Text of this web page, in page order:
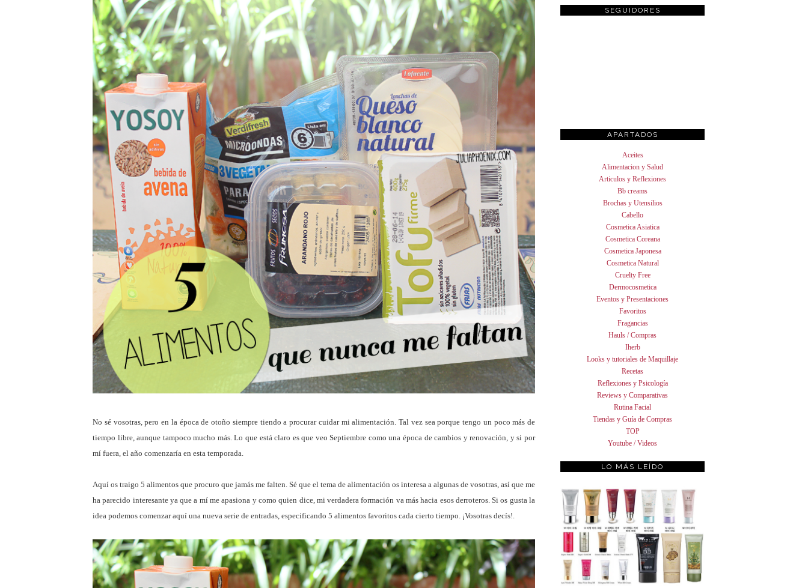
No sé vosotras, pero en la época de otoño siempre tiendo a procurar cuidar mi alimentación. Tal vez sea porque tengo un poco más de
tiempo libre, aunque tampoco mucho más. Lo que está claro es que veo Septiembre como una época de cambios y renovación, y si por
mí fuera, el año comenzaría en esta temporada.
Aquí os traigo 5 alimentos que procuro que jamás me falten. Sé que el tema de alimentación os interesa a algunas de vosotras, así que me
ha parecido interesante ya que a mí me apasiona y como quien dice, mi verdadera formación va más hacia esos derroteros. Si os gusta la
idea podemos comenzar aquí una nueva serie de entradas, especificando 5 alimentos favoritos cada cierto tiempo. ¡Vosotras decís!.
SEGUIDORES
APARTADOS
Aceites
Alimentacion y Salud
Articulos y Reflexiones
Bb creams
Brochas y Utensilios
Cabello
Cosmetica Asiatica
Cosmetica Coreana
Cosmetica Japonesa
Cosmetica Natural
Cruelty Free
Dermocosmetica
Eventos y Presentaciones
Favoritos
Fragancias
Hauls / Compras
Iherb
Looks y tutoriales de Maquillaje
Recetas
Reflexiones y Psicología
Reviews y Comparativas
Rutina Facial
Tiendas y Guía de Compras
TOP
Youtube / Videos
LO MÁS LEÍDO